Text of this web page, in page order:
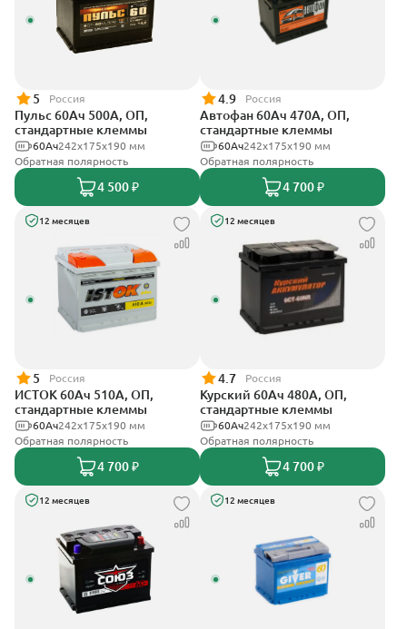
5 Россия
Пульс 60Ач 500А, ОП,
стандартные клеммы
242x175x190 мм
60Ач
Обратная полярность
4 500 ₽
4.9 Россия
Автофан 60Ач 470А, ОП,
стандартные клеммы
242х175х190 мм
60Ач
Обратная полярность
4 700 ₽
12 месяцев
5 Россия
ИСТОК 60Ач 510А, ОП,
стандартные клеммы
242x175x190 мм
60Ач
Обратная полярность
4 700 ₽
12 месяцев
4.7 Россия
Курский 60Ач 480А, ОП,
стандартные клеммы
242x175x190 мм
60Ач
Обратная полярность
4 700 ₽
12 месяцев 12 месяцев